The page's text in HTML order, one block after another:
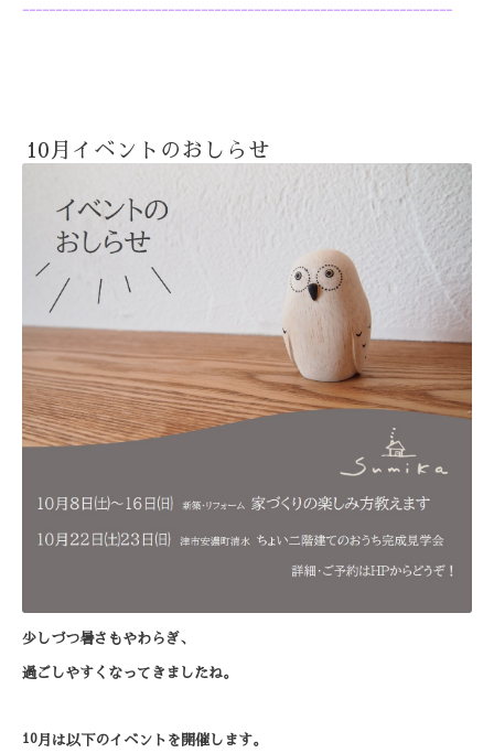
-----------------------------------------------------------------
10月イベントのおしらせ
少しづつ暑さもやわらぎ、
過ごしやすくなってきましたね。
10月は以下のイベントを開催します。